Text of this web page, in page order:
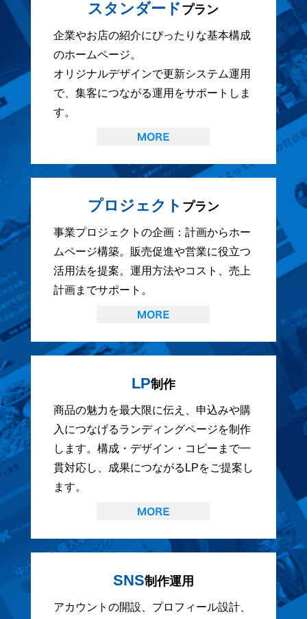
スタンダードプラン
企業やお店の紹介にぴったりな基本構成
のホームページ。
オリジナルデザインで更新システム運用
で、集客につながる運用をサポートしま
す。
プロジェクト プラン
事業プロジェクトの企画：計画からホー
ムページ構築。販売促進や営業に役立つ
活用法を提案。運用方法やコスト、売上
計画までサポート。
LP制作
商品の魅力を最大限に伝え、申込みや購
入につなげるランディングページを制作
します。構成・デザイン・コピーまで一
貫対応し、成果につながるLPをご提案し
ます。
SNS制作運用
アカウントの開設、プロフィール設計、